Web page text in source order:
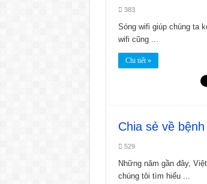
383
Sóng wifi giúp chúng ta
wifi cũng ...
Chi tiết »
Chia sẻ về
529
Những năm gần đây,
chúng tôi tìm hiểu ...